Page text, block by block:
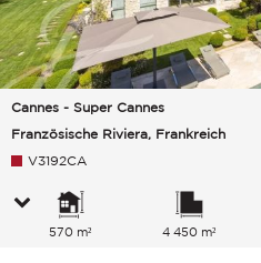
Cannes - Super Cannes
Französische Riviera, Frankreich
V3192CA
570 m² 4 450 m²